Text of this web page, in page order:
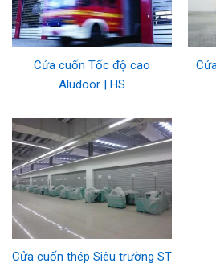
Cửa cuốn Tốc độ cao
Aludoor | HS
Cửa cuốn thép Siêu trường ST